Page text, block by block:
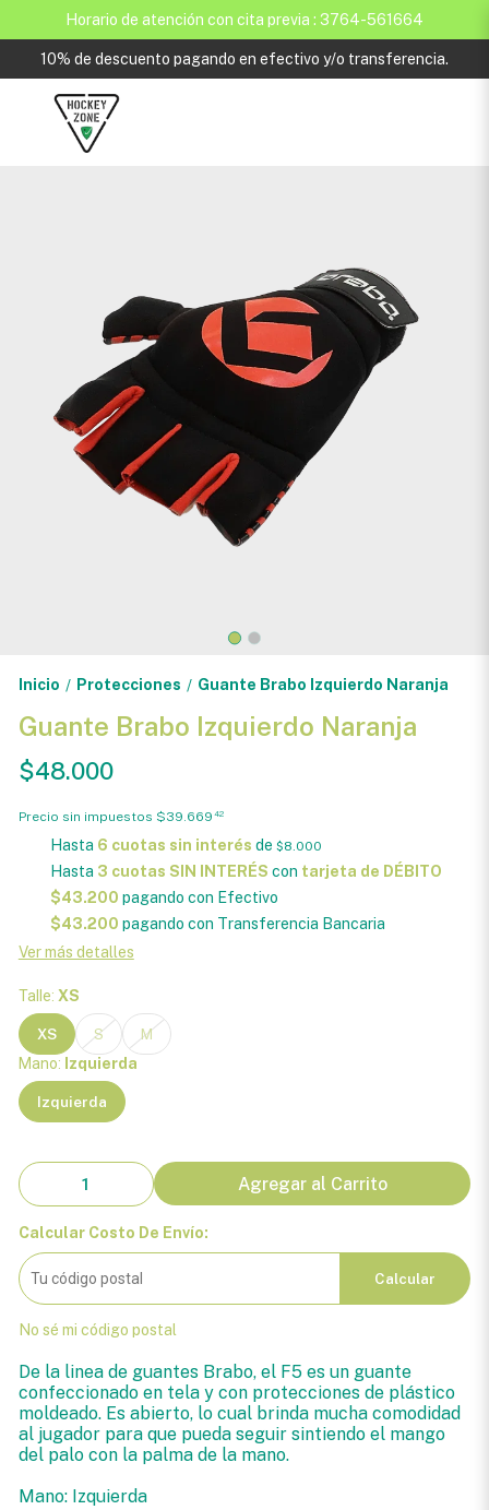
Horario de atención con cita previa : 3764-561664
10% de descuento pagando en efectivo y/o transferencia.
Inicio / Protecciones / Guante Brabo Izquierdo Naranja
Guante Brabo Izquierdo Naranja
$48.000
Precio sin impuestos $39.669 42
Hasta 6 cuotas sin interés de $8.000
Hasta 3 cuotas SIN INTERÉS con tarjeta de DÉBITO
$43.200 pagando con Efectivo
$43.200 pagando con Transferencia Bancaria
Ver más detalles
Talle: XS
XS S
M
Mano: Izquierda
Izquierda
Agregar al Carrito
Calcular Costo De Envío:
Calcular
No sé mi código postal
De la linea de guantes Brabo, el F5 es un guante
confeccionado en tela y con protecciones de plástico
moldeado. Es abierto, lo cual brinda mucha comodidad
al jugador para que pueda seguir sintiendo el mango
del palo con la palma de la mano.
Mano: Izquierda